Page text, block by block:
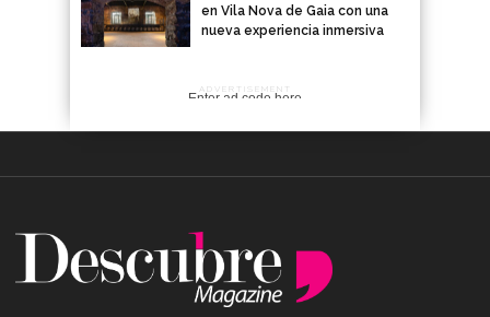
en Vila Nova de Gaia con una
nueva experiencia inmersiva
ADVERTISEMENT
Enter ad code here